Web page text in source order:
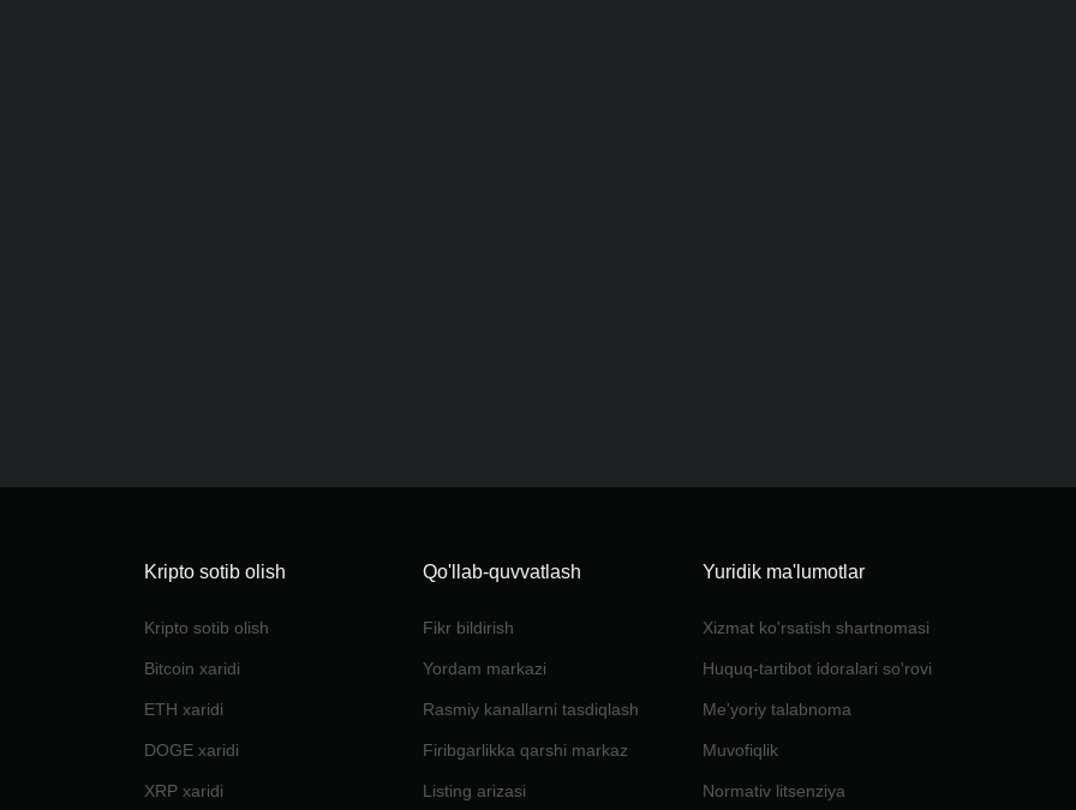
Kripto sotib olish
Kripto sotib olish
Bitcoin xaridi
ETH xaridi
DOGE xaridi
XRP xaridi
Qo'llab-quvvatlash
Fikr bildirish
Yordam markazi
Rasmiy kanallarni tasdiqlash
Firibgarlikka qarshi markaz
Listing arizasi
Yuridik ma'lumotlar
Xizmat ko'rsatish shartnomasi
Huquq-tartibot idoralari so'rovi
Me'yoriy talabnoma
Muvofiqlik
Normativ litsenziya